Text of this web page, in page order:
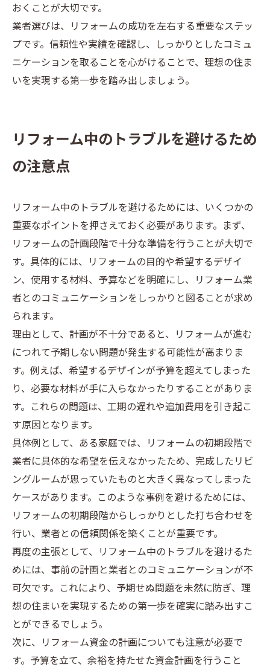
おくことが大切です。
業者選びは、リフォームの成功を左右する重要なステッ
プです。信頼性や実績を確認し、しっかりとしたコミュ
ニケーションを取ることを心がけることで、理想の住ま
いを実現する第一歩を踏み出しましょう。
リフォーム中のトラブルを避けるため
の注意点
リフォーム中のトラブルを避けるためには、いくつかの
重要なポイントを押さえておく必要があります。まず、
リフォームの計画段階で十分な準備を行うことが大切で
す。具体的には、リフォームの目的や希望するデザイ
ン、使用する材料、予算などを明確にし、リフォーム業
者とのコミュニケーションをしっかりと図ることが求め
られます。
理由として、計画が不十分であると、リフォームが進む
につれて予期しない問題が発生する可能性が高まりま
す。例えば、希望するデザインが予算を超えてしまった
り、必要な材料が手に入らなかったりすることがありま
す。これらの問題は、工期の遅れや追加費用を引き起こ
す原因となります。
具体例として、ある家庭では、リフォームの初期段階で
業者に具体的な希望を伝えなかったため、完成したリビ
ングルームが思っていたものと大きく異なってしまった
ケースがあります。このような事例を避けるためには、
リフォームの初期段階からしっかりとした打ち合わせを
行い、業者との信頼関係を築くことが重要です。
再度の主張として、リフォーム中のトラブルを避けるた
めには、事前の計画と業者とのコミュニケーションが不
可欠です。これにより、予期せぬ問題を未然に防ぎ、理
想の住まいを実現するための第一歩を確実に踏み出すこ
とができるでしょう。
次に、リフォーム資金の計画についても注意が必要で
す。予算を立て、余裕を持たせた資金計画を行うこと